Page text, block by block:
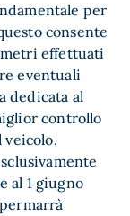
per
consente
effettuati
eventuali
dedicata al
controllo
veicolo.
al 1 giugno